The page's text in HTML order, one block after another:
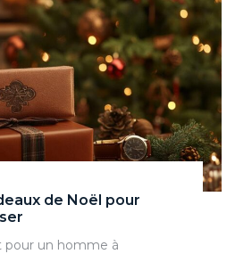
de Noël pour
pour un homme à